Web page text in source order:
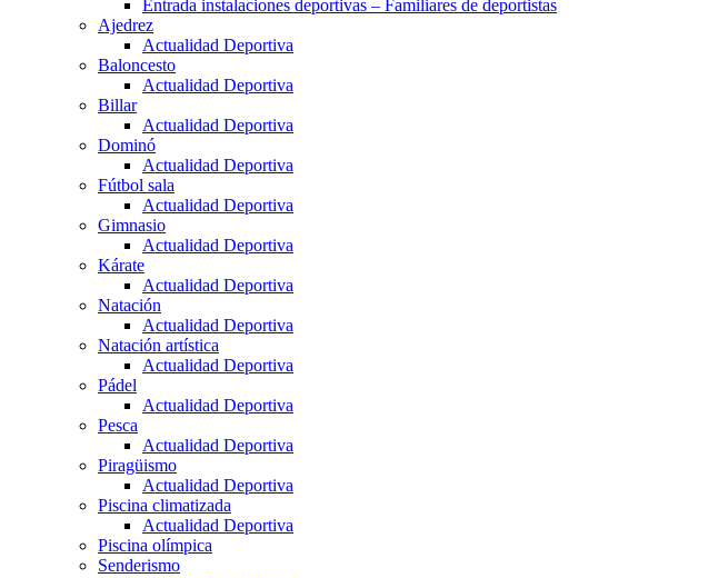
Entrada instalaciones deportivas – Familiares de deportistas
Ajedrez
Actualidad Deportiva
Baloncesto
Actualidad Deportiva
Billar
Actualidad Deportiva
Dominó
Actualidad Deportiva
Fútbol sala
Actualidad Deportiva
Gimnasio
Actualidad Deportiva
Kárate
Actualidad Deportiva
Natación
Actualidad Deportiva
Natación artística
Actualidad Deportiva
Pádel
Actualidad Deportiva
Pesca
Actualidad Deportiva
Piragüismo
Actualidad Deportiva
Piscina climatizada
Actualidad Deportiva
Piscina olímpica
Senderismo